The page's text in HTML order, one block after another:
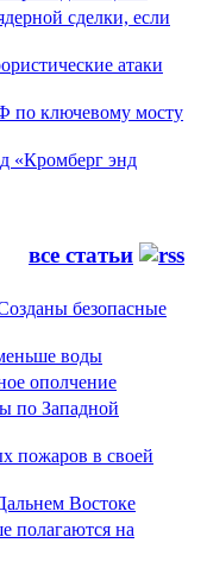
сделки, если
атаки
по ключевому мосту
«Кромберг энд
все статьи
безопасные
воды
ополчение
по Западной
пожаров в своей
Востоке
полагаются на